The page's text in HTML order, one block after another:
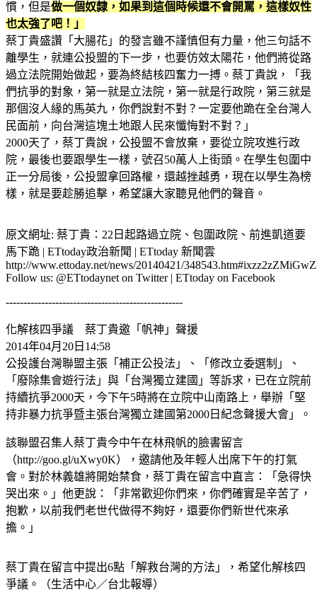
慣，但是做一個奴隸，如果到這個時候還不會開罵，這樣奴性
也太強了吧！」
蔡丁貴盛讚「大腸花」的發言雖不謹慎但有力量，他三句話不
離學生，就連公投盟的下一步，也要仿效太陽花，他們將從路
過立法院開始做起，要為終結核四奮力一搏。蔡丁貴說，「我
們抗爭的對象，第一就是立法院，第一就是行政院，第三就是
那個沒人緣的馬英九，你們說對不對？一定要他跪在全台灣人
民面前，向台灣這塊土地跟人民來懺悔對不對？」
2000天了，蔡丁貴說，公投盟不會放棄，要從立院攻進行政
院，最後也要跟學生一樣，號召50萬人上街頭。在學生包圍中
正一分局後，公投盟拿回路權，還越挫越勇，現在以學生為榜
樣，就是要趁勝追擊，希望讓大家聽見他們的聲音。
原文網址: 蔡丁貴：22日起路過立院、包圍政院、前進凱道要
馬下跪 | ETtoday政治新聞 | ETtoday 新聞雲
http://www.ettoday.net/news/20140421/
Follow us: @ETtodaynet on Twitter | ETtoday on Facebook
--------------------------------------------------
化解核四爭議 蔡丁貴邀「帆神」聲援
2014年04月20日14:58
公投護台灣聯盟主張「補正公投法」、「修改立委選制」、
「廢除集會遊行法」與「台灣獨立建國」等訴求，已在立院前
持續抗爭2000天，今下午5時將在立院中山南路上，舉辦「堅
持非暴力抗爭暨主張台灣獨立建國第2000日紀念聲援大會」。
該聯盟召集人蔡丁貴今中午在林飛帆的臉書留言
（http://goo.gl/uXwy0K），邀請他及年輕人出席下午的打氣
會。對於林義雄將開始禁食，蔡丁貴在留言中直言：「急得快
哭出來。」他更說：「非常歡迎你們來，你們確實是辛苦了，
抱歉，以前我們老世代做得不夠好，還要你們新世代來承
擔。」
蔡丁貴在留言中提出6點「解救台灣的方法」，希望化解核四
爭議。（生活中心／台北報導）